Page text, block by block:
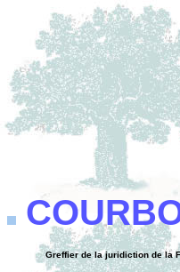
Greffier de la juridiction de la